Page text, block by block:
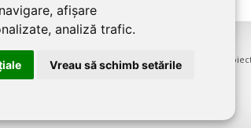
afișare
analiză trafic.
Vreau să schimb setările
este un serviciu de promovare online pentru firme.